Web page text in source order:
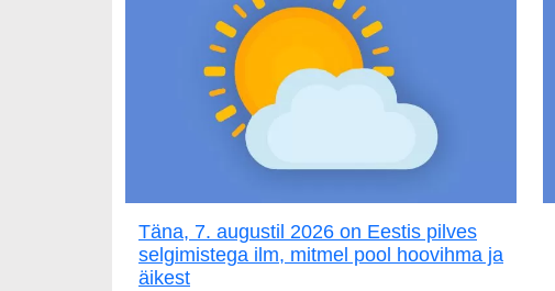
Täna, 7. augustil 2026 on Eestis pilves
selgimistega ilm, mitmel pool hoovihma ja
äikest